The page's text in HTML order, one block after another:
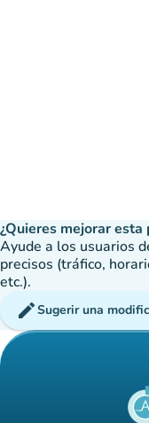
¿Quieres mejorar esta
Ayude a los usuarios
precisos (tráfico,
etc.).
editSugerir una